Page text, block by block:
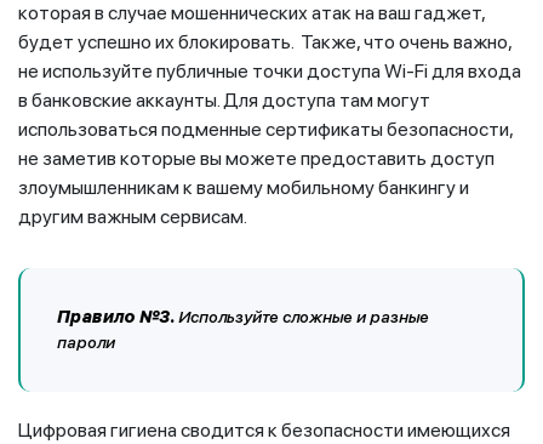
которая в случае мошеннических атак на ваш гаджет,
будет успешно их блокировать. Также, что очень важно,
не используйте публичные точки доступа Wi-Fi для входа
в банковские аккаунты. Для доступа там могут
использоваться подменные сертификаты безопасности,
не заметив которые вы можете предоставить доступ
злоумышленникам к вашему мобильному банкингу и
другим важным сервисам.
Правило №3.Используйте сложные и разные
пароли
Цифровая гигиена сводится к безопасности имеющихся